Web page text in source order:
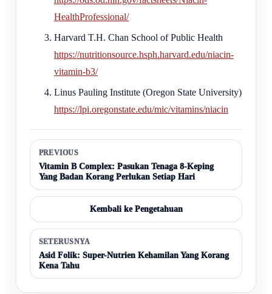
HealthProfessional/
Harvard T.H. Chan School of Public Health
https://nutritionsource.hsph.harvard.edu/niacin-
vitamin-b3/
Linus Pauling Institute (Oregon State University)
https://lpi.oregonstate.edu/mic/vitamins/niacin
PREVIOUS
Vitamin B Complex: Pasukan Tenaga 8-Keping
Yang Badan Korang Perlukan Setiap Hari
Kembali ke Pengetahuan
SETERUSNYA
Asid Folik: Super-Nutrien Kehamilan Yang Korang
Kena Tahu